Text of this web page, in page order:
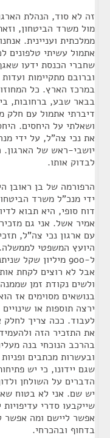
זה לא סוד, הנהלת
מול משרד הביטחון,
ממלכתית ועניינית.
אתמול עשיתי טלפונים
שחברי הכנסת ידעו
וברובם מתקיימות
במרכז הארץ. כל
בבאר שבע, ברחובות,
דיברתי אתמול עם חלק
ושאלתי על היחסים.
את נכי צה"ל, על ידי
יושבי-ראש של הארגון.
לבדוק אותו.
הרפורמה של בן ראובן
ידי מנכ"ל משרד
דוח סופי, היא תבוא
עם ארגון נכי צה"ל,
ל-900 מיליון
אבל לא רוצים לקחת
ולשים נקודת זמן
בנושאים מסוימים אז
ירצה תוספות או
לעבוד. ככה צריך
את התזכיר הזה
בהרכב הנוכחי בנה
ובעשרות מכתבים
שגם יידונו, כי יש
הדברים על השולחן
יש שם. אני לא בטוח
שייקבעו סדרי
אפשר ליישם ומה
בדחוף ובהכרחי.